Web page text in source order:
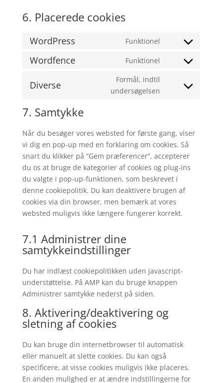
6. Placerede cookies
WordPress Funktionel
Consent
Wordfence Funktionel
Consent
service
Diverse
Formål, indtil
undersøgelsen
Consent
7. Samtykke
Når du besøger vores websted for første gang, viser
vi dig en pop-up med en forklaring om cookies. Så
snart du klikker på “Gem præferencer”, accepterer
du os at bruge de kategorier af cookies og plug-ins
du valgte i pop-up-funktionen, som beskrevet i
denne cookiepolitik. Du kan deaktivere brugen af ​​
cookies via din browser, men bemærk at vores
websted muligvis ikke længere fungerer korrekt.
7.1 Administrer dine
samtykkeindstillinger
Du har indlæst cookiepolitikken uden javascript-
understøttelse. På AMP kan du bruge knappen
Administrer samtykke nederst på siden.
8. Aktivering/deaktivering og
sletning af cookies
Du kan bruge din internetbrowser til automatisk
eller manuelt at slette cookies. Du kan også
specificere, at visse cookies muligvis ikke placeres.
En anden mulighed er at ændre indstillingerne for